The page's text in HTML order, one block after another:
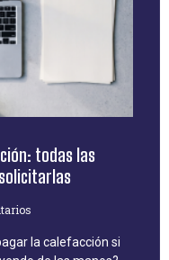
todas las
la calefacción si